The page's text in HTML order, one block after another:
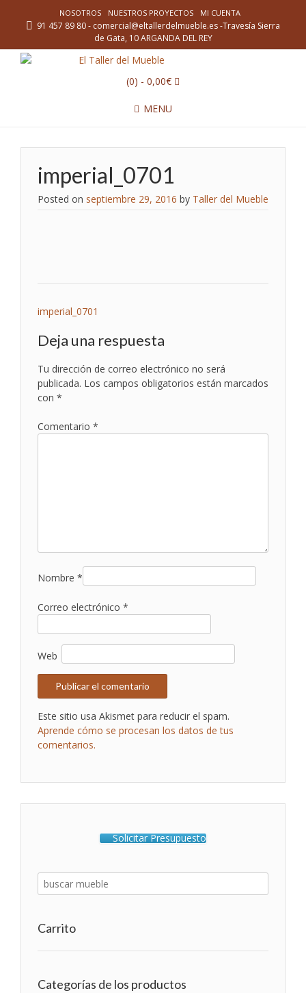
NOSOTROS NUESTROS PROYECTOS MI CUENTA
91 457 89 80 - comercial@eltallerdelmueble.es -Travesía Sierra
de Gata, 10 ARGANDA DEL REY
(0) - 0,00€
MENU
imperial_0701
Posted on septiembre 29, 2016 by Taller del Mueble
Navegación
de
entradas
imperial_0701
Deja una respuesta
Tu dirección de correo electrónico no será
publicada. Los campos obligatorios están marcados
con *
Comentario *
Nombre *
Correo electrónico *
Web
Este sitio usa Akismet para reducir el spam.
Aprende cómo se procesan los datos de tus
comentarios.
Solicitar Presupuesto
Carrito
Categorías de los productos